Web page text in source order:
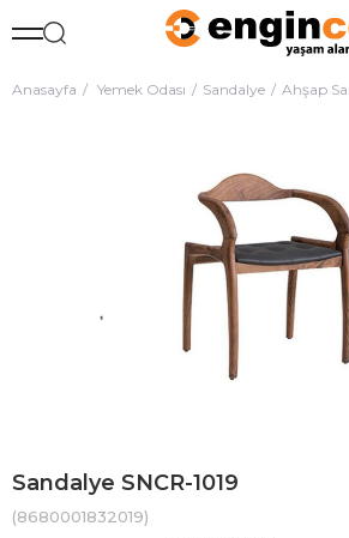
Anasayfa Yemek Odası Sandalye Ahşap
Sandalye SNCR-1019
(8680001832019)